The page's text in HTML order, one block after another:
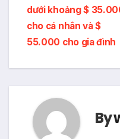
dưới khoảng $
cho cá nhân và $
55.000 cho gia đình
By